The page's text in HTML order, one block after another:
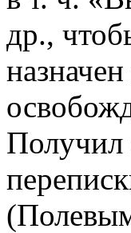
др.,
Получил